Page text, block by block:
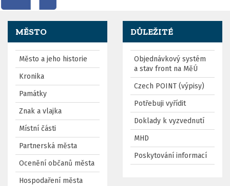
MĚSTO
Město a jeho historie
Kronika
Památky
Znak a vlajka
Místní části
Partnerská města
Ocenění občanů města
Hospodaření města
DŮLEŽITÉ
Objednávkový systém
a stav front na MěÚ
Czech POINT (výpisy)
Potřebuji vyřídit
Doklady k vyzvednutí
MHD
Poskytování informací